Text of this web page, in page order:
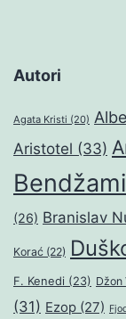
Autori
Agata Kristi (20)
Aristotel (33)
(26) Branislav
Korać (22)
F. Kenedi (23) Džon
(31) Ezop (27)